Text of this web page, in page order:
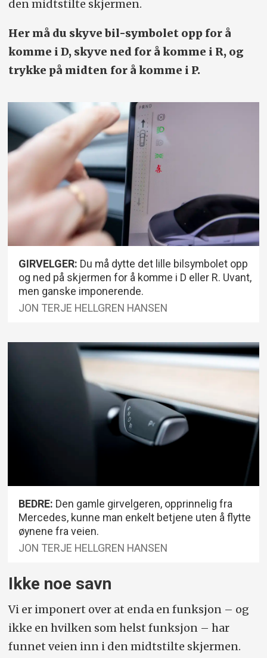
den midtstilte skjermen.
Her må du skyve bil-symbolet opp for å
komme i D, skyve ned for å komme i R, og
trykke på midten for å komme i P.
GIRVELGER: Du må dytte det lille bilsymbolet opp
og ned på skjermen for å komme i D eller R. Uvant,
men ganske imponerende.
JON TERJE HELLGREN HANSEN
BEDRE: Den gamle girvelgeren, opprinnelig fra
Mercedes, kunne man enkelt betjene uten å flytte
øynene fra veien.
JON TERJE HELLGREN HANSEN
Ikke noe savn
Vi er imponert over at enda en funksjon – og
ikke en hvilken som helst funksjon – har
funnet veien inn i den midtstilte skjermen.